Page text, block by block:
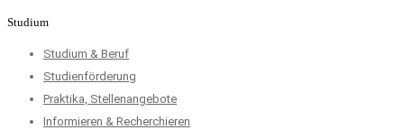
Studium
Studium & Beruf
Studienförderung
Praktika, Stellenangebote
Informieren & Recherchieren